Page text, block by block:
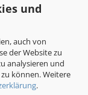
und
auch von
der Website zu
analysieren und
können. Weitere
.